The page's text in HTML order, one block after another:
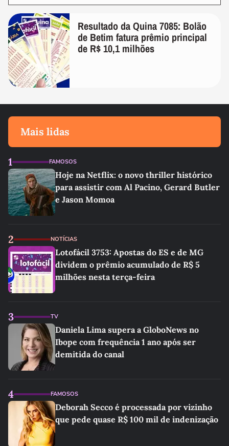
Resultado da Quina 7085: Bolão
de Betim fatura prêmio principal
de R$ 10,1 milhões
Mais lidas
1 FAMOSOS
Hoje na Netflix: o novo thriller histórico
para assistir com Al Pacino, Gerard Butler
e Jason Momoa
2 NOTÍCIAS
Lotofácil 3753: Apostas do ES e de MG
dividem o prêmio acumulado de R$ 5
milhões nesta terça-feira
3 TV
Daniela Lima supera a GloboNews no
Ibope com frequência 1 ano após ser
demitida do canal
4 FAMOSOS
Deborah Secco é processada por vizinho
que pede quase R$ 100 mil de indenização